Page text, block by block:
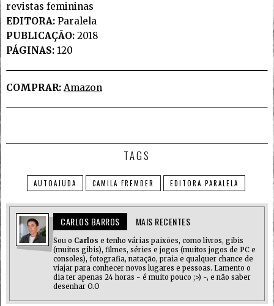
revistas femininas
EDITORA: Paralela
PUBLICAÇÃO: 2018
PÁGINAS: 120
COMPRAR: Amazon
TAGS
AUTOAJUDA CAMILA FREMDER EDITORA PARALELA
CARLOS BARROS MAIS RECENTES
Sou o Carlos e tenho várias paixões, como livros, gibis
(muitos gibis), filmes, séries e jogos (muitos jogos de PC e
consoles), fotografia, natação, praia e qualquer chance de
viajar para conhecer novos lugares e pessoas. Lamento o
dia ter apenas 24 horas - é muito pouco ;>) -, e não saber
desenhar O.O